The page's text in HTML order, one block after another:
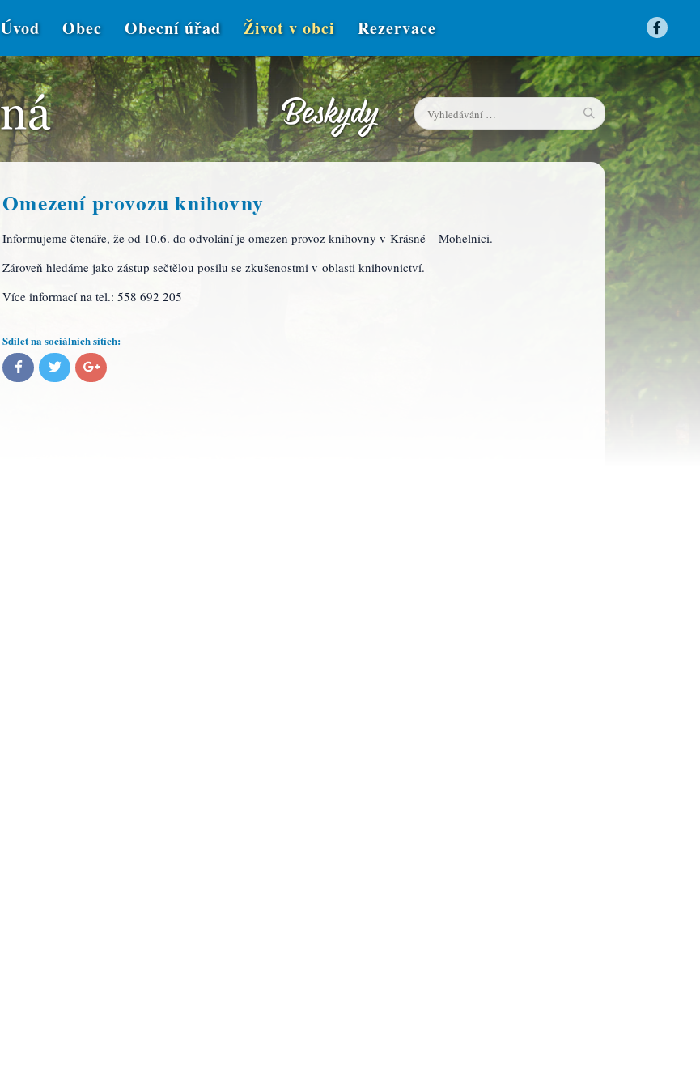
Úvod Obec Obecní úřad Život v obci Rezervace
Omezení provozu knihovny
Informujeme čtenáře, že od 10.6. do odvolání je omezen provoz knihovny v Krásné – Mohelnici.
Zároveň hledáme jako zástup sečtělou posilu se zkušenostmi v oblasti knihovnictví.
Více informací na tel.: 558 692 205
Sdílet na sociálních sítích: